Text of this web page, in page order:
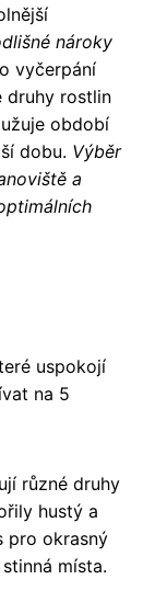
nároky
vyčerpání
druhy rostlin
období
dobu. Výběr
a
uspokojí
na 5
různé druhy
hustý a
pro okrasný
místa.